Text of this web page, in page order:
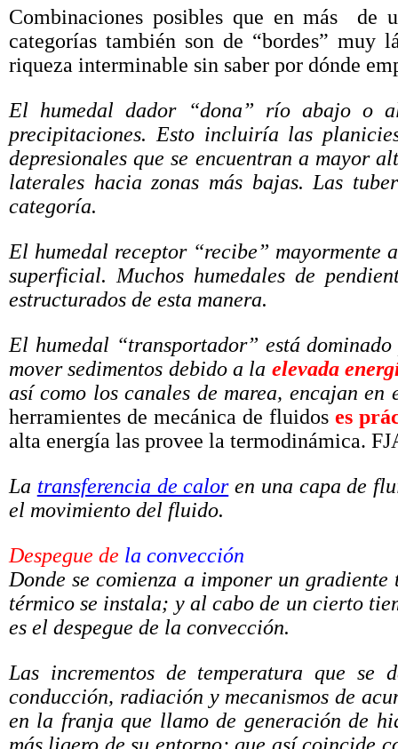
Combinaciones posibles que en más de
categorías también son de “bordes” muy
riqueza interminable sin saber por dónde
El humedal dador “dona” río abajo o
precipitaciones. Esto incluiría las
depresionales que se encuentran a mayor
laterales hacia zonas más bajas. Las
categoría.
El humedal receptor “recibe” mayormente
superficial. Muchos humedales de
estructurados de esta manera.
El humedal “transportador” está
mover sedimentos debido a la elevada
así como los canales de marea, encajan en
herramientes de mecánica de fluidos es
alta energía las provee la termodinámica.
La transferencia de caloren una capa de
el movimiento del fluido.
Despegue de la convección
Donde se comienza a imponer un
térmico se instala; y al cabo de un cierto
es el despegue de la convección.
Las incrementos de temperatura que
conducción, radiación y mecanismos de
en la franja que llamo de generación de